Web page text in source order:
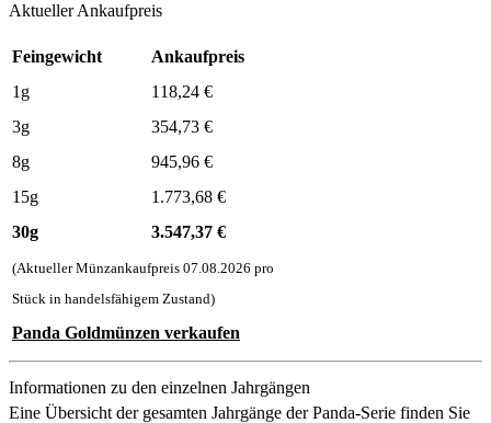
Aktueller Ankaufpreis
Feingewicht
Ankaufpreis
1g
118,24 €
3g
354,73 €
8g
945,96 €
15g
1.773,68 €
30g
3.547,37 €
(Aktueller Münzankaufpreis 07.08.2026 pro
Stück in handelsfähigem Zustand)
Panda Goldmünzen verkaufen
Informationen zu den einzelnen Jahrgängen
Eine Übersicht der gesamten Jahrgänge der Panda-Serie finden Sie